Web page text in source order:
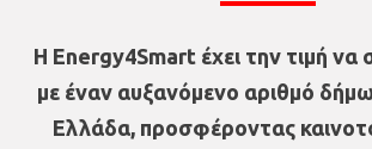
Η Energy4Smart έχει την τιμή να
με έναν αυξανόμενο αριθμό
Ελλάδα, προσφέροντας